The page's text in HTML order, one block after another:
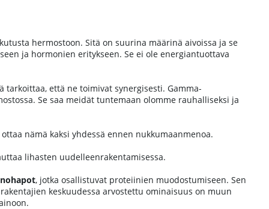
hermostoon. Sitä on suurina määrinä aivoissa ja se
ja hormonien eritykseen. Se ei ole energiantuottava
tarkoittaa, että ne toimivat synergisesti. Gamma-
Se saa meidät tuntemaan olomme rauhalliseksi ja
nämä kaksi yhdessä ennen nukkumaanmenoa.
lihasten uudelleenrakentamisessa.
, jotka osallistuvat proteiinien muodostumiseen. Sen
keskuudessa arvostettu ominaisuus on muun